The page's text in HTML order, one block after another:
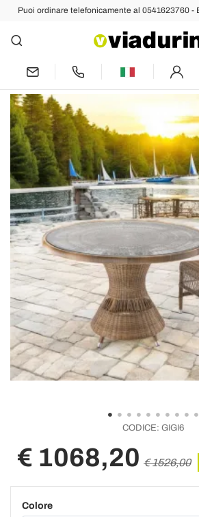
Puoi ordinare telefonicamente al 0541623760 -
Indietro
Tavolo Rotondo da
Polyrattan con Piano in
CODICE: GIGI6
€ 1068,20 € 1526,00
Colore